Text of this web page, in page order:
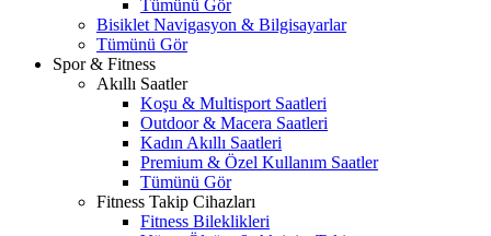
Tümünü Gör
Bisiklet Navigasyon & Bilgisayarlar
Tümünü Gör
Spor & Fitness
Akıllı Saatler
Koşu & Multisport Saatleri
Outdoor & Macera Saatleri
Kadın Akıllı Saatleri
Premium & Özel Kullanım Saatler
Tümünü Gör
Fitness Takip Cihazları
Fitness Bileklikleri